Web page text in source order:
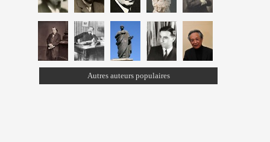
Autres auteurs populaires